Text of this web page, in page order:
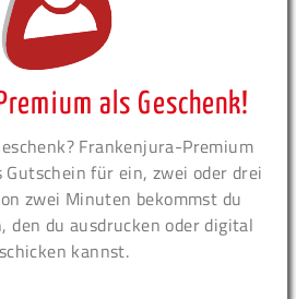
als Geschenk!
Frankenjura-Premium
für ein, zwei oder drei
zwei Minuten bekommst du
den du ausdrucken oder digital
kannst.